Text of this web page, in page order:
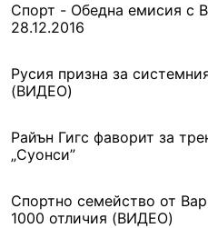
Спорт - Обедна емисия с
28.12.2016
Русия призна за
(ВИДЕО)
Райън Гигс фаворит за
„Суонси”
Спортно семейство от
1000 отличия (ВИДЕО)